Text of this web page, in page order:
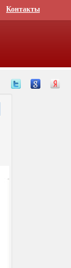
Контакты